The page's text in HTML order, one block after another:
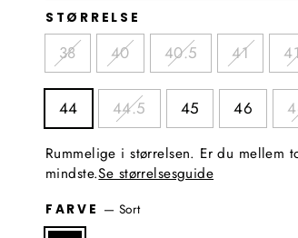
STØRRELSE
38 40 40.5 41
44 44.5 45 46
Rummelige i størrelsen. Er du mellem
mindste.Se størrelsesguide
FARVE —Sort